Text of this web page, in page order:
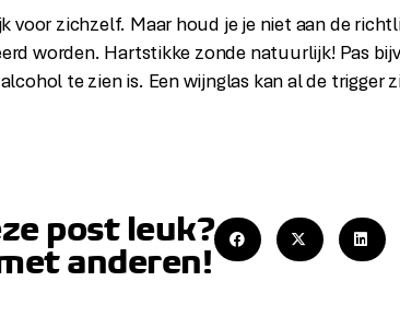
voor zichzelf. Maar houd je je niet aan de
worden. Hartstikke zonde natuurlijk! Pas
te zien is. Een wijnglas kan al de trigger
post leuk?
anderen!